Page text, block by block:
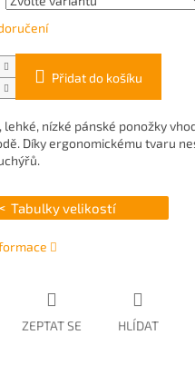
Přidat do košíku
lehké, nízké pánské ponožky
Díky ergonomickému tvaru
Tabulky velikostí
ZEPTAT SE HLÍDAT